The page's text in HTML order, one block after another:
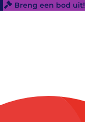
Breng een bod uit!